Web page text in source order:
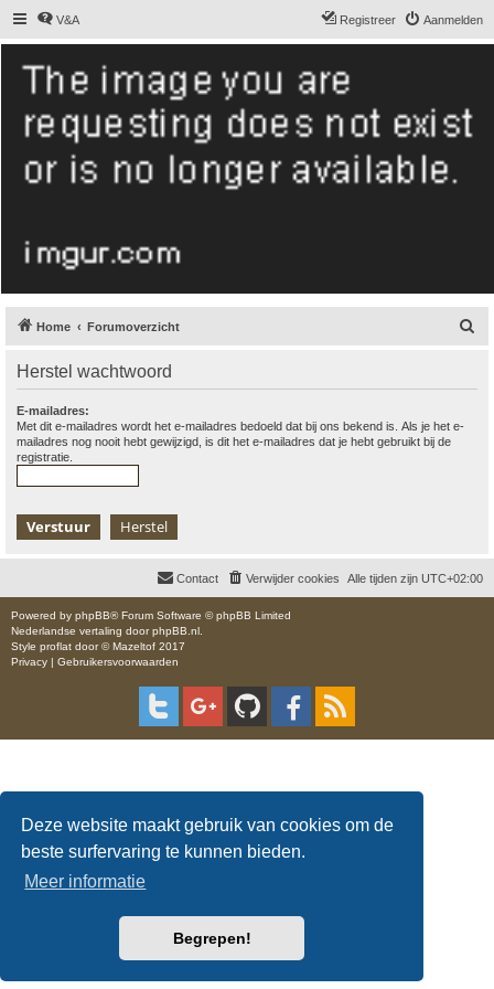
Deze website maakt gebruik van cookies om de
beste surfervaring te kunnen bieden.
Meer informatie
Begrepen!
V&A Aanmelden
Registreer
De Hollandse
smoushond
Het gezelligste smoushondenforum online
Home Forumoverzicht
Herstel wachtwoord
E-mailadres:
Met dit e-mailadres wordt het e-mailadres bedoeld dat bij ons bekend is. Als je het e-
mailadres nog nooit hebt gewijzigd, is dit het e-mailadres dat je hebt gebruikt bij de
registratie.
Alle tijden zijn UTC+02:00
Verwijder cookies
Contact
Powered by phpBB® Forum Software © phpBB Limited
Nederlandse vertaling doorphpBB.nl
Style proflat door ©Mazeltof 2017
Privacy | Gebruikersvoorwaarden